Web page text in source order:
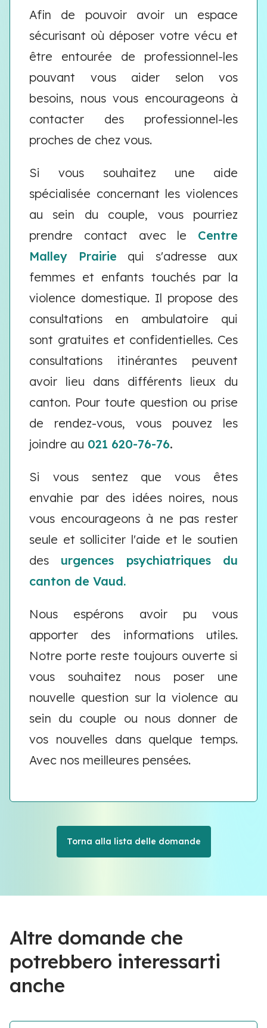
Afin de pouvoir avoir un espace
sécurisant où déposer votre vécu et
être entourée de professionnel-les
pouvant vous aider selon vos
besoins, nous vous encourageons à
contacter des professionnel-les
proches de chez vous.
Si vous souhaitez une aide
spécialisée concernant les violences
au sein du couple, vous pourriez
prendre contact avec le Centre
Malley Prairie qui s'adresse aux
femmes et enfants touchés par la
violence domestique. Il propose des
consultations en ambulatoire qui
sont gratuites et confidentielles. Ces
consultations itinérantes peuvent
avoir lieu dans différents lieux du
canton. Pour toute question ou prise
de rendez-vous, vous pouvez les
joindre au 021 620-76-76.
Si vous sentez que vous êtes
envahie par des idées noires, nous
vous encourageons à ne pas rester
seule et solliciter l'aide et le soutien
des urgences psychiatriques du
canton de Vaud.
Nous espérons avoir pu vous
apporter des informations utiles.
Notre porte reste toujours ouverte si
vous souhaitez nous poser une
nouvelle question sur la violence au
sein du couple ou nous donner de
vos nouvelles dans quelque temps.
Avec nos meilleures pensées.
Torna alla lista delle domande
Altre domande che
potrebbero interessarti
anche